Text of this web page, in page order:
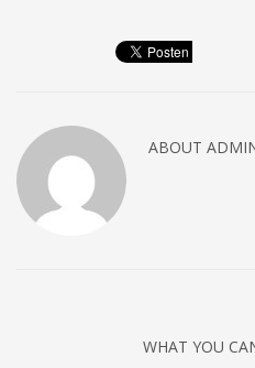
ABOUT
WHAT YOU